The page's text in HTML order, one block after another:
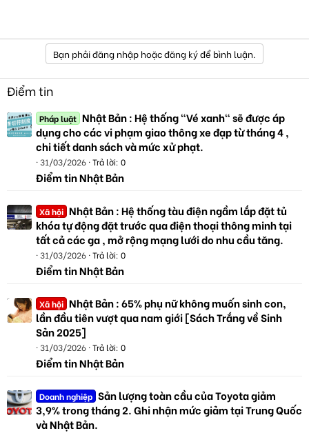
Bạn phải đăng nhập hoặc đăng ký để bình luận.
Điểm tin
Pháp luật Nhật Bản : Hệ thống "Vé xanh" sẽ được áp
dụng cho các vi phạm giao thông xe đạp từ tháng 4 ,
chi tiết danh sách và mức xử phạt.
31/03/2026 Trả lời: 0
Điểm tin Nhật Bản
Xã hội Nhật Bản : Hệ thống tàu điện ngầm lắp đặt tủ
khóa tự động đặt trước qua điện thoại thông minh tại
tất cả các ga , mở rộng mạng lưới do nhu cầu tăng.
31/03/2026 Trả lời: 0
Điểm tin Nhật Bản
Xã hội Nhật Bản : 65% phụ nữ không muốn sinh con,
lần đầu tiên vượt qua nam giới [Sách Trắng về Sinh
Sản 2025]
31/03/2026 Trả lời: 0
Điểm tin Nhật Bản
Doanh nghiệp Sản lượng toàn cầu của Toyota giảm
3,9% trong tháng 2. Ghi nhận mức giảm tại Trung Quốc
và Nhật Bản.